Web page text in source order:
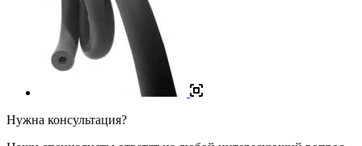
Нужна консультация?